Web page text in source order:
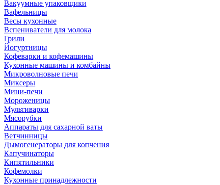
Вакуумные упаковщики
Вафельницы
Весы кухонные
Вспениватели для молока
Грили
Йогуртницы
Кофеварки и кофемашины
Кухонные машины и комбайны
Микроволновые печи
Миксеры
Мини-печи
Мороженицы
Мультиварки
Мясорубки
Аппараты для сахарной ваты
Ветчинницы
Дымогенераторы для копчения
Капучинаторы
Кипятильники
Кофемолки
Кухонные принадлежности